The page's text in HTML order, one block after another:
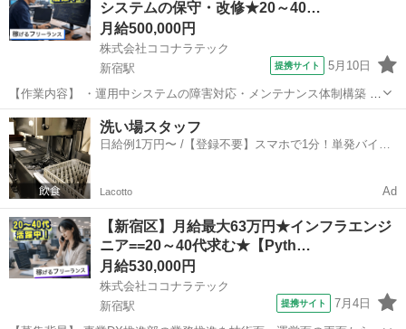
主なスコープで、新旧の電文比...システムの保守・改修★20～40…
月給500,000円
株式会社ココナラテック
新宿駅
提携サイト 5月10日
【作業内容】 ・運用中システムの障害対応・メンテナンス体制構築 ・
他クライアントの改修対応 ・未対応バグの修正 ・社内メンバーへのス
キルトランスファー 【ポジションの魅力】 ・設計よりも開発を長年や
っている方に最適な案件 ...
東京 新宿区 新宿駅
洗い場スタッフ
日給例1万円〜 /【登録不要】スマホで1分！単発バイト
Lacotto Ad
【新宿区】月給最大63万円★インフラエンジ
ニア==20～40代求む★【Pyth…
月給530,000円
株式会社ココナラテック
新宿駅
提携サイト 7月4日